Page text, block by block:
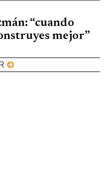
“cuando
mejor”